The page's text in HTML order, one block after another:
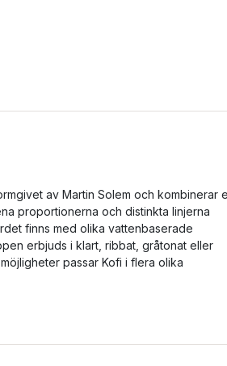
av Martin Solem och kombinerar
proportionerna och distinkta linjerna
finns med olika vattenbaserade
erbjuds i klart, ribbat, gråtonat eller
passar Kofi i flera olika